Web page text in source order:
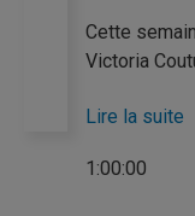
Cette
Victoria
sciences au
sa part,
Chute,
Lire la suite
1:00:00